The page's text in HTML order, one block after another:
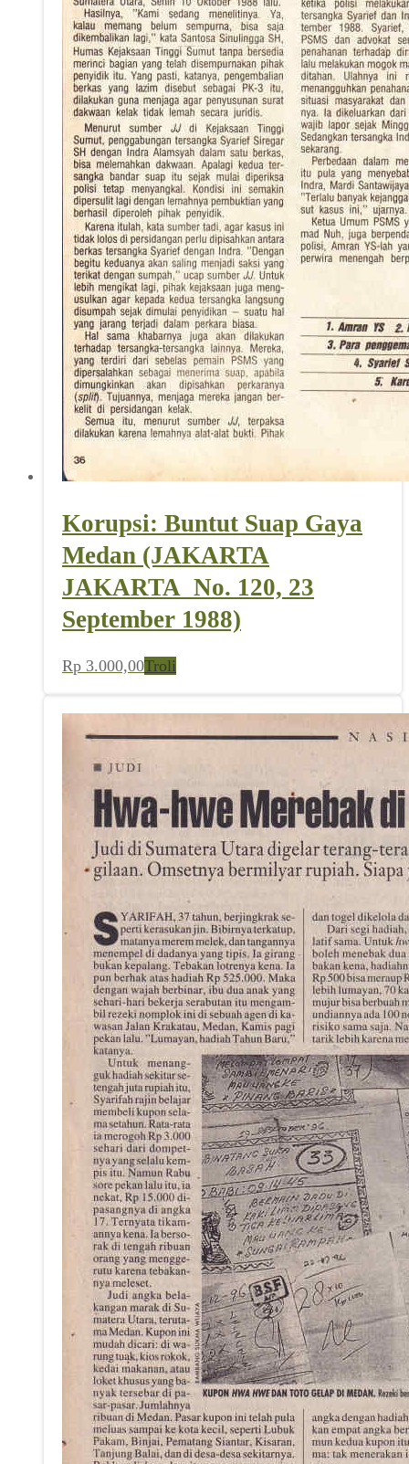
Korupsi: Buntut Suap Gaya
Medan (JAKARTA
JAKARTA_No. 120, 23
September 1988)
Rp 3.000,00Troli